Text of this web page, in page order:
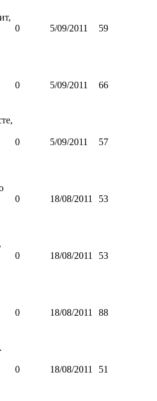
0 5/09/2011 59
0 5/09/2011 66
0 5/09/2011 57
0 18/08/2011 53
0 18/08/2011 53
0 18/08/2011 88
0 18/08/2011 51